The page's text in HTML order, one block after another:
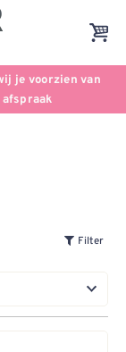
je voorzien van
Filter